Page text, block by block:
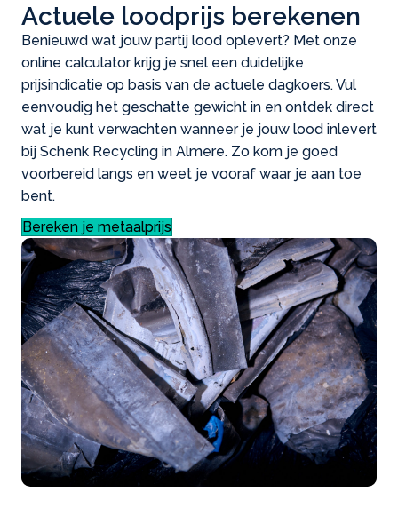
Actuele loodprijs berekenen
Benieuwd wat jouw partij lood oplevert? Met onze
online calculator krijg je snel een duidelijke
prijsindicatie op basis van de actuele dagkoers. Vul
eenvoudig het geschatte gewicht in en ontdek direct
wat je kunt verwachten wanneer je jouw lood inlevert
bij Schenk Recycling in Almere. Zo kom je goed
voorbereid langs en weet je vooraf waar je aan toe
bent.
Bereken je metaalprijs